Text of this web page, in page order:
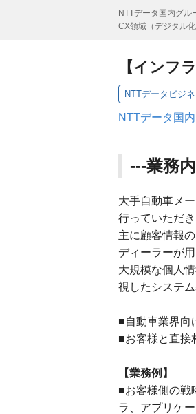
NTTデータ国内グ
CX領域（デジタル化
【インフ
NTTデータビジ
NTTデータ国
---業務
大手自動車メ
行っていただき
主に顧客情報
ディーラーが
大規模な個人
視したシステ
■自動車業界向
■お客様と直接
【業務例】
■お客様側の戦
ラ、アプリケ